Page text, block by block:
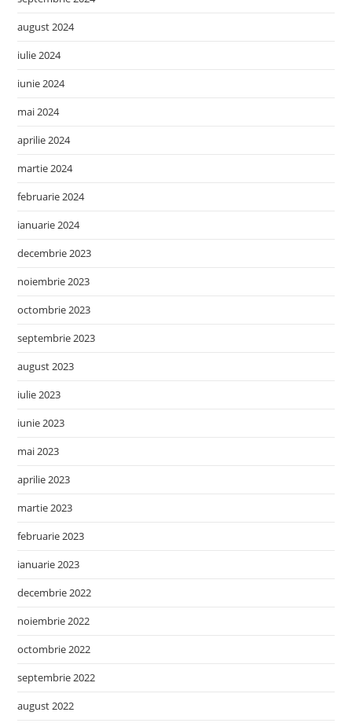
august 2024
iulie 2024
iunie 2024
mai 2024
aprilie 2024
martie 2024
februarie 2024
ianuarie 2024
decembrie 2023
noiembrie 2023
octombrie 2023
septembrie 2023
august 2023
iulie 2023
iunie 2023
mai 2023
aprilie 2023
martie 2023
februarie 2023
ianuarie 2023
decembrie 2022
noiembrie 2022
octombrie 2022
septembrie 2022
august 2022